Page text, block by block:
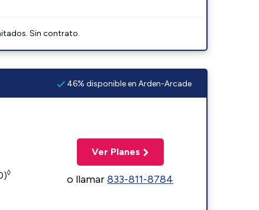
Sin contrato.
46% disponible en Arden-Arcade
◊
Ver Planes
o llamar833-811-8784